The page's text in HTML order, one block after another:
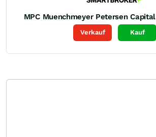
MPC Muenchmeyer Petersen Capital
Verkauf Kauf